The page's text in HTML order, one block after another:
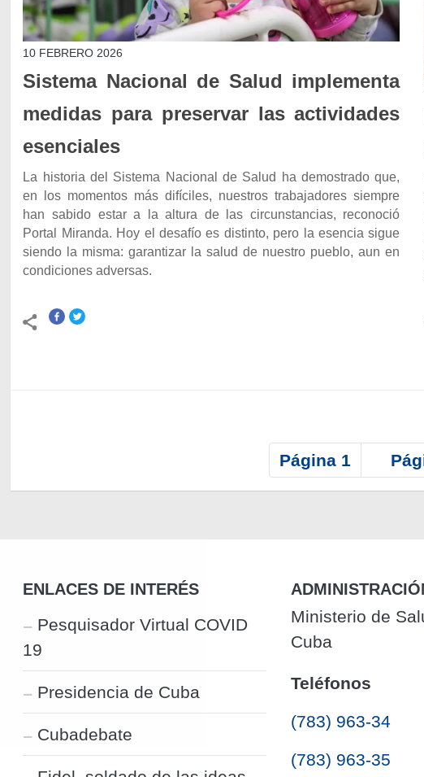
10 FEBRERO 2026
Sistema Nacional de Salud implementa
medidas para preservar las actividades
esenciales
La historia del Sistema Nacional de Salud ha demostrado que,
en los momentos más difíciles, nuestros trabajadores siempre
han sabido estar a la altura de las circunstancias, reconoció
Portal Miranda. Hoy el desafío es distinto, pero la esencia sigue
siendo la misma: garantizar la salud de nuestro pueblo, aun en
condiciones adversas.
g
c
ó
n
Página 1
S
i
n
e
ENLACES DE INTERÉS
Pesquisador Virtual COVID
19
Presidencia de Cuba
Cubadebate
Ministerio de
Cuba
Teléfonos
(783) 963-34
(783) 963-35